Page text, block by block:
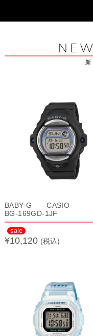
BABY-G CASIO
BG-169GD-1JF
sale
¥10,120 (税込)